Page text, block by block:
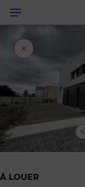
Menu
Fermer
l'onglet
À LOUER